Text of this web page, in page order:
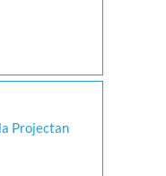
Projectan